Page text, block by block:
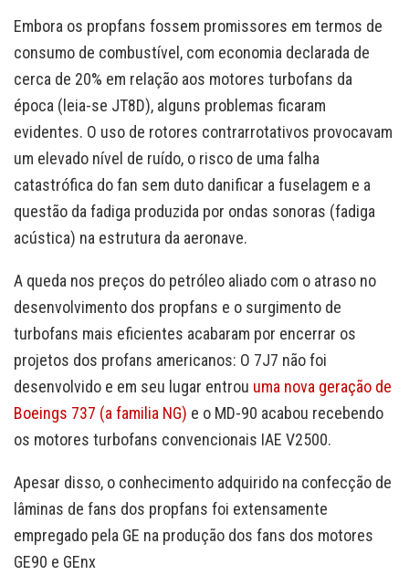
Embora os propfans fossem promissores em termos de
consumo de combustível, com economia declarada de
cerca de 20% em relação aos motores turbofans da
época (leia-se JT8D), alguns problemas ficaram
evidentes. O uso de rotores contrarrotativos provocavam
um elevado nível de ruído, o risco de uma falha
catastrófica do fan sem duto danificar a fuselagem e a
questão da fadiga produzida por ondas sonoras (fadiga
acústica) na estrutura da aeronave.
A queda nos preços do petróleo aliado com o atraso no
desenvolvimento dos propfans e o surgimento de
turbofans mais eficientes acabaram por encerrar os
projetos dos profans americanos: O 7J7 não foi
desenvolvido e em seu lugar entrou uma nova geração de
Boeings 737 (a familia NG) e o MD-90 acabou recebendo
os motores turbofans convencionais IAE V2500.
Apesar disso, o conhecimento adquirido na confecção de
lâminas de fans dos propfans foi extensamente
empregado pela GE na produção dos fans dos motores
GE90 e GEnx